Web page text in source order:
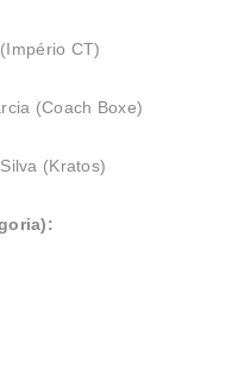
CT)
(Coach Boxe)
(Kratos)